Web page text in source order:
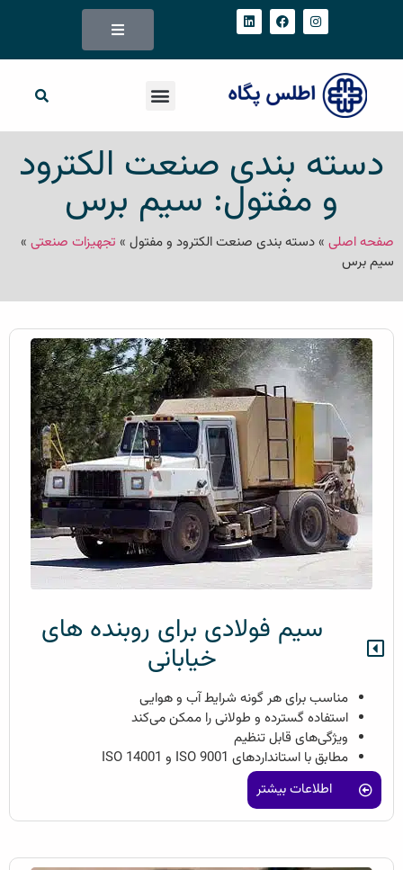
دسته بندی صنعت الکترود
و مفتول: سیم برس
صفحه اصلی »دسته بندی صنعت الکترود و مفتول » تجهیزات صنعتی »
سیم برس
سیم فولادی برای روبنده های
خیابانی
مناسب برای هر گونه شرایط آب و هوایی
استفاده گسترده و طولانی را ممکن می‌کند
ویژگی‌های قابل تنظیم
مطابق با استانداردهای ISO 9001 و ISO 14001
اطلاعات بیشتر